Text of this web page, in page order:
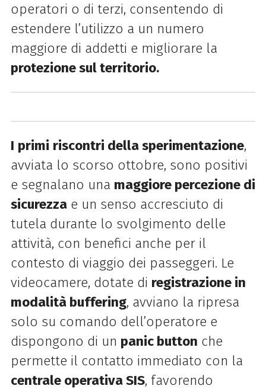
operatori o di terzi, consentendo di
estendere l’utilizzo a un numero
maggiore di addetti e migliorare la
protezione sul territorio.
I primi riscontri della sperimentazione,
avviata lo scorso ottobre, sono positivi
e segnalano una maggiore percezione di
sicurezzae un senso accresciuto di
tutela durante lo svolgimento delle
attività, con benefici anche per il
contesto di viaggio dei passeggeri. Le
videocamere, dotate di registrazione in
modalità buffering, avviano la ripresa
solo su comando dell’operatore e
dispongono di un panic button che
permette il contatto immediato con la
centrale operativa SIS, favorendo